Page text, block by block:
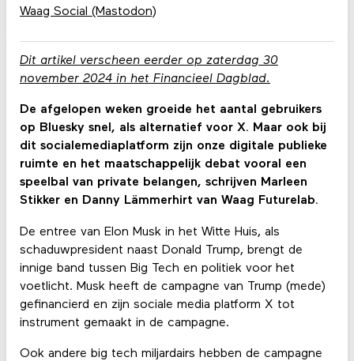
Dit artikel verscheen eerder op zaterdag 30
november 2024 in het Financieel Dagblad.
De afgelopen weken groeide het aantal gebruikers
op Bluesky snel, als alternatief voor X. Maar ook bij
dit socialemediaplatform zijn onze digitale publieke
ruimte en het maatschappelijk debat vooral een
speelbal van private belangen, schrijven Marleen
Stikker en Danny Lämmerhirt van Waag Futurelab.
De entree van Elon Musk in het Witte Huis, als
schaduwpresident naast Donald Trump, brengt de
innige band tussen Big Tech en politiek voor het
voetlicht. Musk heeft de campagne van Trump (mede)
gefinancierd en zijn sociale media platform X tot
instrument gemaakt in de campagne.
Ook andere big tech miljardairs hebben de campagne
Waag Social (Mastodon)